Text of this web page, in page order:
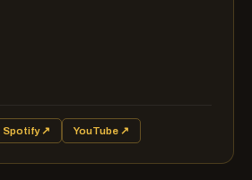
Spotify ↗ YouTube ↗